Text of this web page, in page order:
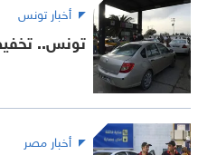
أخبار تونس
تونس..
أخبار مصر